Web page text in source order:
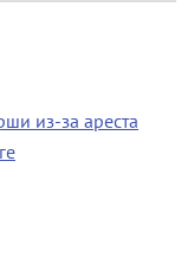
из-за ареста